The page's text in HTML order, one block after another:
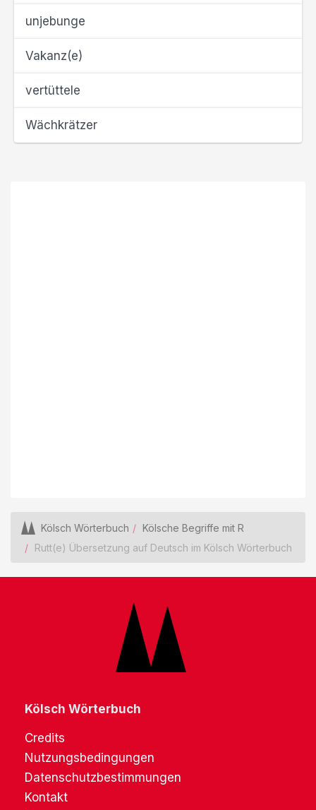
unjebunge
Vakanz(e)
vertüttele
Wächkrätzer
Kölsch Wörterbuch
Kölsche Begriffe mit R
Rutt(e) Übersetzung auf Deutsch im Kölsch Wörterbuch
Kölsch Wörterbuch
Credits
Nutzungsbedingungen
Datenschutzbestimmungen
Kontakt